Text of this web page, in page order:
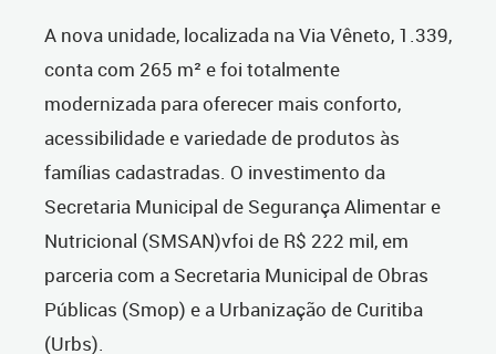
A nova unidade, localizada na Via Vêneto, 1.339,
conta com 265 m² e foi totalmente
modernizada para oferecer mais conforto,
acessibilidade e variedade de produtos às
famílias cadastradas. O investimento da
Secretaria Municipal de Segurança Alimentar e
Nutricional (SMSAN)vfoi de R$ 222 mil, em
parceria com a Secretaria Municipal de Obras
Públicas (Smop) e a Urbanização de Curitiba
(Urbs).